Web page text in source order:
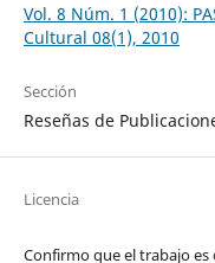
Vol. 8 Núm. 1 (2010):
Cultural 08(1), 2010
Sección
Reseñas de
Licencia
Confirmo que el trabajo